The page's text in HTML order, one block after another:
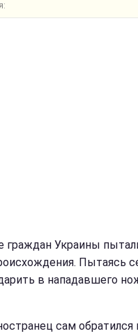
граждан Украины
Пытаясь
в нападавшего
сам обратился